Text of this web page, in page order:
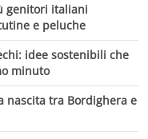
genitori italiani
e peluche
idee sostenibili che
minuto
nascita tra Bordighera e